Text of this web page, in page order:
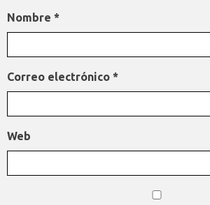
Nombre *
Correo electrónico *
Web